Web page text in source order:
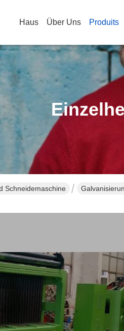
Haus Über Uns Produits
Schneidemaschine